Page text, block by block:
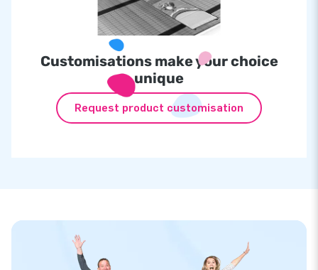
Customisations make your choice
unique
Request product customisation